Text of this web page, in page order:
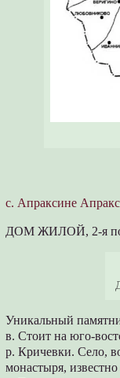
с. Апраксине
ДОМ ЖИЛОЙ, 2-я
Уникальный
в. Стоит на юго-
р. Кричевки. Село,
монастыря,